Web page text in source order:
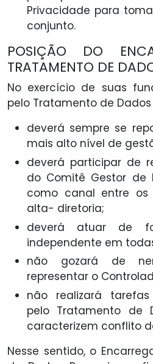
Privacidade para
conjunto.
POSIÇÃO DO
TRATAMENTO DE
No exercício de suas
pelo Tratamento de Dados
deverá sempre se
mais alto nível de
deverá participar de
do Comitê Gestor de
como canal entre
alta- diretoria;
deverá atuar de
independente em
não gozará de
representar o
não realizará
pelo Tratamento de
caracterizem conflito
Nesse sentido, o